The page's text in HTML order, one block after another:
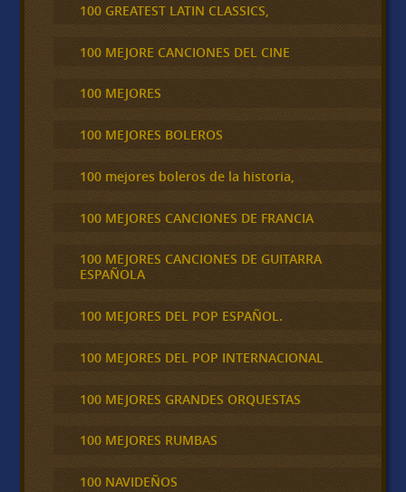
100 GREATEST LATIN CLASSICS,
100 MEJORE CANCIONES DEL CINE
100 MEJORES
100 MEJORES BOLEROS
100 mejores boleros de la historia,
100 MEJORES CANCIONES DE FRANCIA
100 MEJORES CANCIONES DE GUITARRA
ESPAÑOLA
100 MEJORES DEL POP ESPAÑOL.
100 MEJORES DEL POP INTERNACIONAL
100 MEJORES GRANDES ORQUESTAS
100 MEJORES RUMBAS
100 NAVIDEÑOS